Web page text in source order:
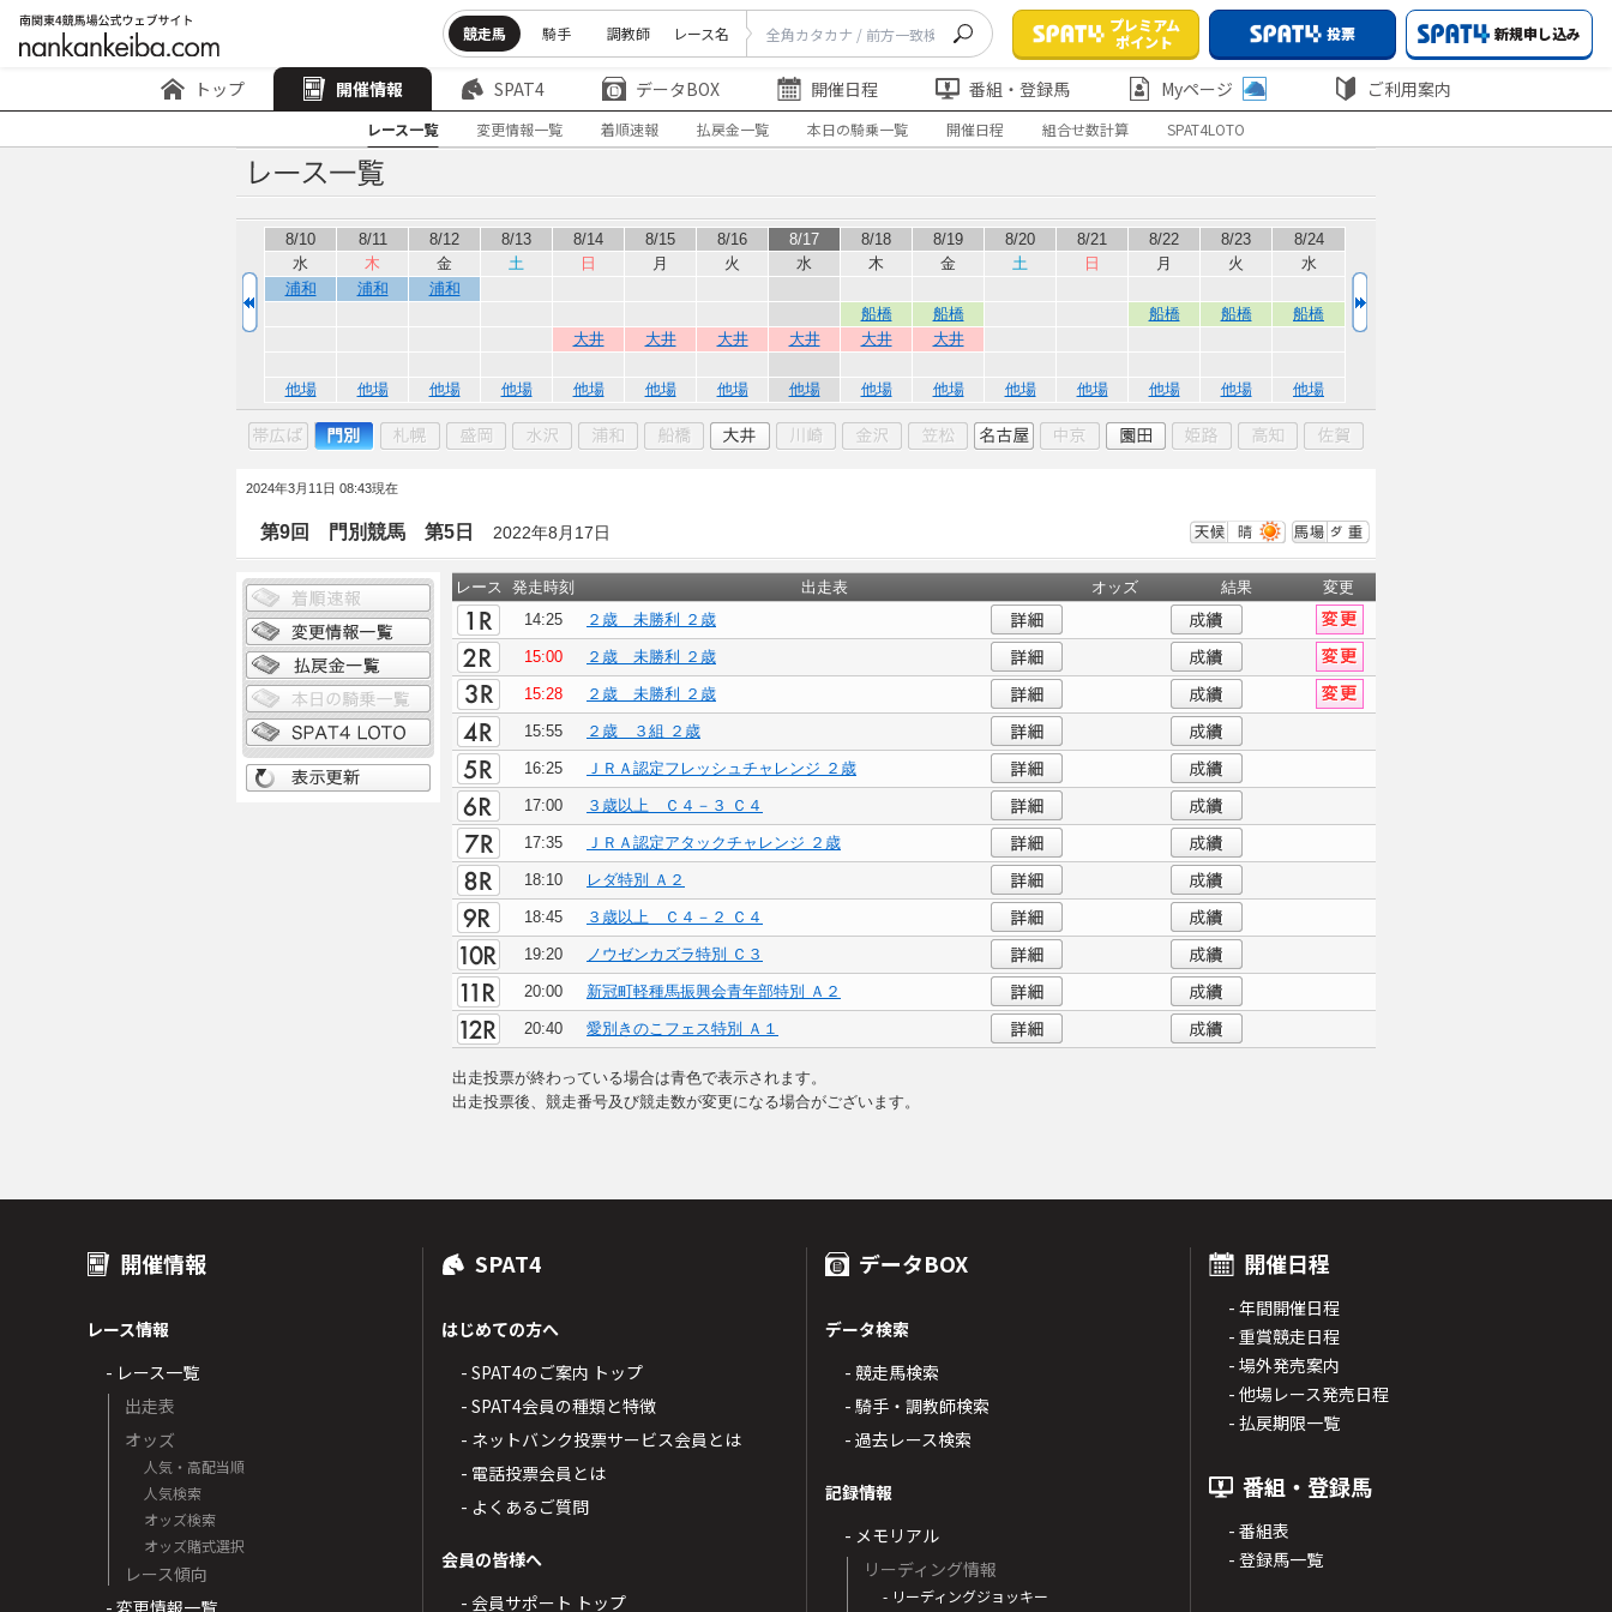
競走馬 騎手 調教師 レース名
プレミアム
ポイント
投票 新規申し込み
トップ 開催情報 SPAT4 データBOX 開催日程 番組・登録馬 Myページ ご利用案内
レース一覧 変更情報一覧 着順速報 払戻金一覧 本日の騎乗一覧 開催日程 組合せ数計算 SPAT4LOTO
8/10 8/11 8/12 8/13 8/14 8/15 8/16 8/17 8/18 8/19 8/20 8/21 8/22 8/23
8/24
水
木 金 土 日 月 火 水 木 金 土 日 月 火
水
浦和
浦和
浦和
船橋
船橋 船橋 船橋
船橋
大井
大井 大井 大井 大井 大井
他場 他場 他場 他場 他場 他場 他場 他場 他場 他場 他場 他場 他場 他場 他場
2024年3月11日 08:43現在
第9回 門別競馬 第5日 2022年8月17日
レース 発走時刻 出走表 オッズ 結果
変更
14:25
２歳 未勝利 ２歳
15:00 ２歳 未勝利 ２歳
15:28 ２歳 未勝利 ２歳
15:55 ２歳 ３組 ２歳
16:25 ＪＲＡ認定フレッシュチャレンジ ２歳
17:00 ３歳以上 Ｃ４－３ Ｃ４
17:35 ＪＲＡ認定アタックチャレンジ ２歳
18:10 レダ特別 Ａ２
18:45 ３歳以上 Ｃ４－２ Ｃ４
19:20 ノウゼンカズラ特別 Ｃ３
20:00 新冠町軽種馬振興会青年部特別 Ａ２
20:40 愛別きのこフェス特別 Ａ１
出走投票が終わっている場合は青色で表示されます。
出走投票後、競走番号及び競走数が変更になる場合がございます。
開催情報
レース情報
- レース一覧
出走表
オッズ
人気・高配当順
人気検索
オッズ検索
オッズ賭式選択
レース傾向
- 変更情報一覧
SPAT4
はじめての方へ
- SPAT4のご案内 トップ
- SPAT4会員の種類と特徴
- ネットバンク投票サービス会員とは
- 電話投票会員とは
- よくあるご質問
会員の皆様へ
- 会員サポート トップ
データBOX
データ検索
- 競走馬検索
- 騎手・調教師検索
- 過去レース検索
記録情報
- メモリアル
リーディング情報
- リーディングジョッキー
開催日程
- 年間開催日程
- 重賞競走日程
- 場外発売案内
- 他場レース発売日程
- 払戻期限一覧
番組・登録馬
- 番組表
- 登録馬一覧